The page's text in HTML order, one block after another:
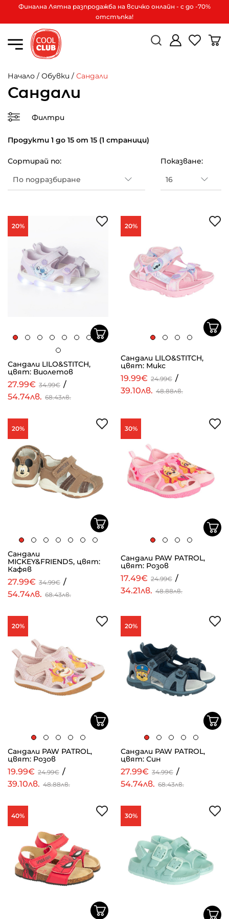
Финална Лятна разпродажба на всичко онлайн - с до -70%
отстъпка!
Начало / Обувки / Сандали
Сандали
Филтри
Продукти 1 до 15 от 15 (1 страници)
Сортирай по: Показване:
20%
Сандали LILO&STITCH,
цвят: Виолетов
27.99€ 34.99€ /
54.74лв. 68.43лв.
20%
Сандали LILO&STITCH,
цвят: Микс
19.99€ 24.99€ /
39.10лв. 48.88лв.
20%
Сандали
MICKEY&FRIENDS, цвят:
Кафяв
27.99€ 34.99€ /
54.74лв. 68.43лв.
30%
Сандали PAW PATROL,
цвят: Розов
17.49€ 24.99€ /
34.21лв. 48.88лв.
20%
Сандали PAW PATROL,
цвят: Розов
19.99€ 24.99€ /
39.10лв. 48.88лв.
20%
Сандали PAW PATROL,
цвят: Син
27.99€ 34.99€ /
54.74лв. 68.43лв.
40% 30%